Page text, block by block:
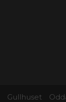
Gullhuset